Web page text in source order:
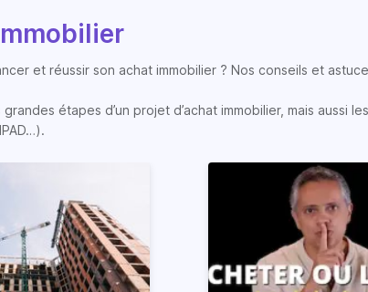
et réussir son achat immobilier ? Nos conseils et
étapes d’un projet d’achat immobilier, mais aussi